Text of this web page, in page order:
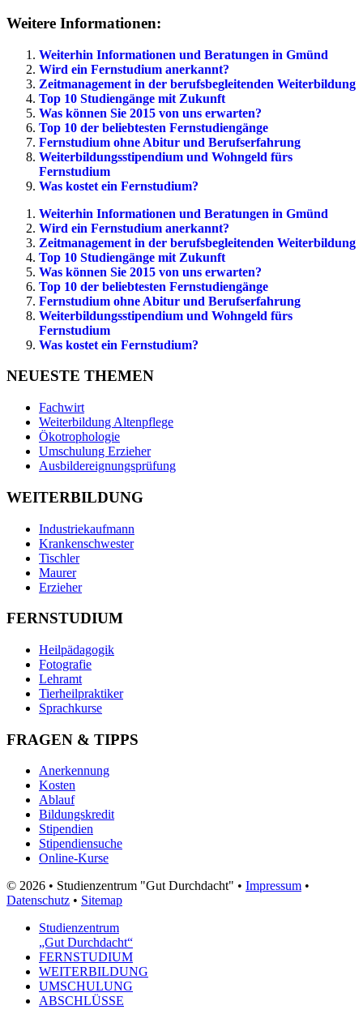
Weitere Informationen:
Weiterhin Informationen und Beratungen in Gmünd
Wird ein Fernstudium anerkannt?
Zeitmanagement in der berufsbegleitenden Weiterbildung
Top 10 Studiengänge mit Zukunft
Was können Sie 2015 von uns erwarten?
Top 10 der beliebtesten Fernstudiengänge
Fernstudium ohne Abitur und Berufserfahrung
Weiterbildungsstipendium und Wohngeld fürs
Fernstudium
Was kostet ein Fernstudium?
Weiterhin Informationen und Beratungen in Gmünd
Wird ein Fernstudium anerkannt?
Zeitmanagement in der berufsbegleitenden Weiterbildung
Top 10 Studiengänge mit Zukunft
Was können Sie 2015 von uns erwarten?
Top 10 der beliebtesten Fernstudiengänge
Fernstudium ohne Abitur und Berufserfahrung
Weiterbildungsstipendium und Wohngeld fürs
Fernstudium
Was kostet ein Fernstudium?
NEUESTE THEMEN
Fachwirt
Weiterbildung Altenpflege
Ökotrophologie
Umschulung Erzieher
Ausbildereignungsprüfung
WEITERBILDUNG
Industriekaufmann
Krankenschwester
Tischler
Maurer
Erzieher
FERNSTUDIUM
Heilpädagogik
Fotografie
Lehramt
Tierheilpraktiker
Sprachkurse
FRAGEN & TIPPS
Anerkennung
Kosten
Ablauf
Bildungskredit
Stipendien
Stipendiensuche
Online-Kurse
© 2026 • Studienzentrum "Gut Durchdacht" • Impressum •
Datenschutz • Sitemap
Studienzentrum
„Gut Durchdacht“
FERNSTUDIUM
WEITERBILDUNG
UMSCHULUNG
ABSCHLÜSSE